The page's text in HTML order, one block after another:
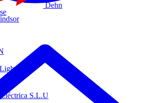
Dehn
S.L.U